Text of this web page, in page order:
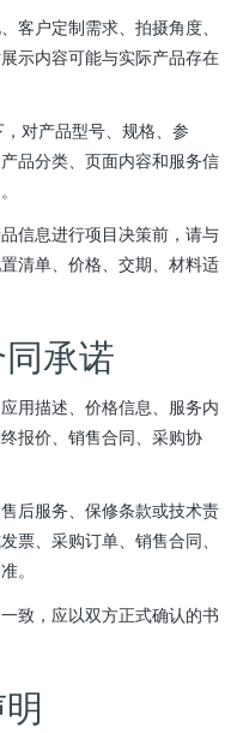
客户定制需求、拍摄角度、
示内容可能与实际产品存在
对产品型号、规格、参
品分类、页面内容和服务信
信息进行项目决策前，请与
清单、价格、交期、材料适
承诺
用描述、价格信息、服务内
报价、销售合同、采购协
后服务、保修条款或技术责
票、采购订单、销售合同、
。
致，应以双方正式确认的书